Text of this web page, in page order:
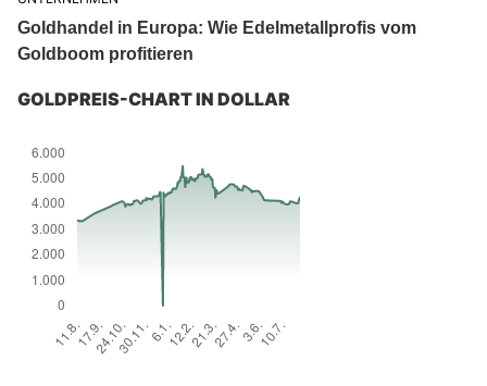
Goldhandel in Europa: Wie Edelmetallprofis vom
Goldboom profitieren
GOLDPREIS-CHART IN DOLLAR